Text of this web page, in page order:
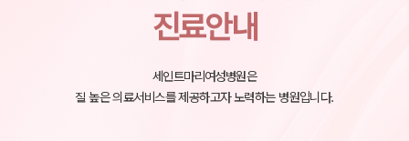
진료안내
세인트마리여성병원은
질 높은 의료서비스를 제공하고자 노력하는 병원입니다.